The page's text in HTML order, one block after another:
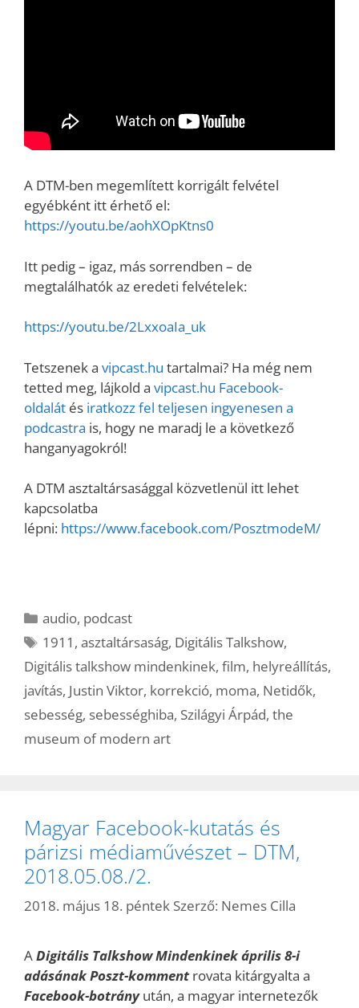
A DTM-ben megemlített korrigált felvétel
egyébként itt érhető el:
https://youtu.be/aohXOpKtns0
Itt pedig – igaz, más sorrendben – de
megtalálhatók az eredeti felvételek:
https://youtu.be/2LxxoaIa_uk
Tetszenek a vipcast.hu tartalmai? Ha még nem
tetted meg, lájkold a vipcast.hu Facebook-
oldalát és iratkozz fel teljesen ingyenesen a
podcastra is, hogy ne maradj le a következő
hanganyagokról!
A DTM asztaltársasággal közvetlenül itt lehet
kapcsolatba
lépni: https://www.facebook.com/PosztmodeM/
Kategória
audio, podcast
Címkék
1911 ,asztaltársaság, Digitális Talkshow,
Digitális talkshow mindenkinek, film, helyreállítás,
javítás, Justin Viktor, korrekció, moma, Netidők,
sebesség, sebességhiba, Szilágyi Árpád, the
museum of modern art
Magyar Facebook-kutatás és
párizsi médiaművészet – DTM,
2018.05.08./2.
2018. május 18. péntek Szerző: Nemes Cilla
ADigitális Talkshow Mindenkinek április 8-i
adásának Poszt-komment rovata kitárgyalta a
Facebook-botrány után, a magyar internetezők